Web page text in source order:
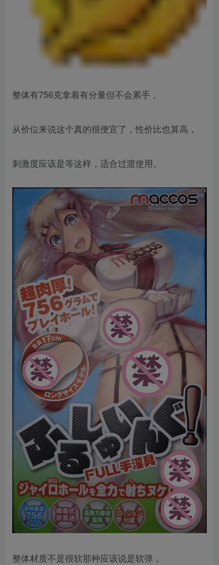
整体有756克拿着有分量但不会累手，
从价位来说这个真的很便宜了，性价比也算高，
刺激度应该是等这样，适合过渡使用。
整体材质不是很软那种应该说是软弹，